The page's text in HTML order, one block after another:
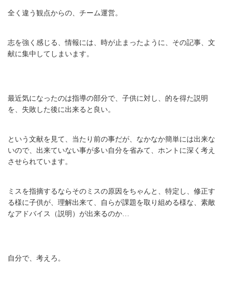
全く違う観点からの、チーム運営。
志を強く感じる、情報には、時が止まったように、その記事、文
献に集中してしまいます。
最近気になったのは指導の部分で、子供に対し、的を得た説明
を、失敗した後に出来ると良い。
という文献を見て、当たり前の事だが、なかなか簡単には出来な
いので、出来ていない事が多い自分を省みて、ホントに深く考え
させられています。
ミスを指摘するならそのミスの原因をちゃんと、特定し、修正す
る様に子供が、理解出来て、自らが課題を取り組める様な、素敵
なアドバイス（説明）が出来るのか…
自分で、考えろ。